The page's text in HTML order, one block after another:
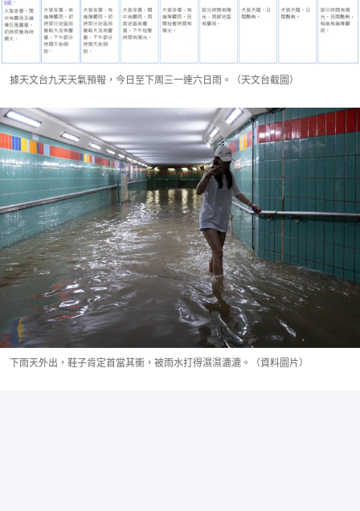
據天文台九天天氣預報，今日至下周三一連六日雨。（天文台截圖）
下雨天外出，鞋子肯定首當其衝，被雨水打得濕濕漉漉。（資料圖片）